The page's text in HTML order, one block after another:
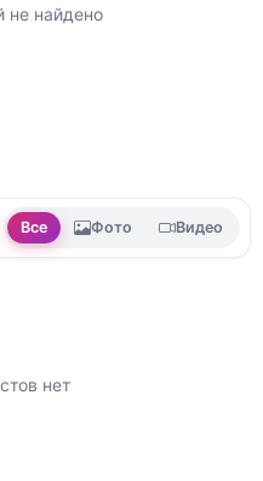
не найдено
Все Фото Видео
нет